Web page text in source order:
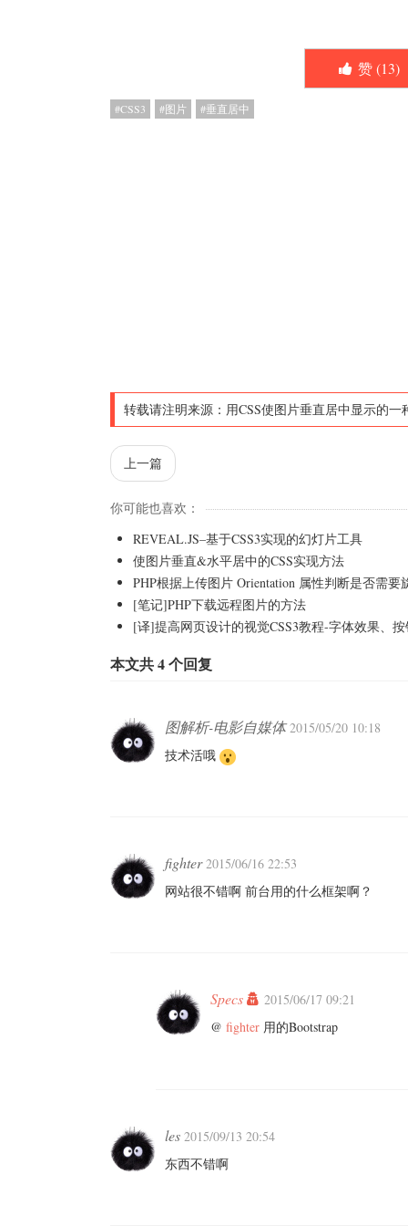
赞 (13)
CSS3 图片 垂直居中
转载请注明来源： 用CSS使图片垂直居中显示的一
上一篇
你可能也喜欢：
REVEAL.JS–基于CSS3实现的幻灯片工具
使图片垂直&水平居中的CSS实现方法
PHP根据上传图片 Orientation 属性判断是否需要
[笔记]PHP下载远程图片的方法
[译]提高网页设计的视觉CSS3教程-字体效果、
本文共 4 个回复
图解析-电影自媒体2015/05/20 10:18
技术活哦
fighter2015/06/16 22:53
网站很不错啊 前台用的什么框架啊？
Specs
2015/06/17 09:21
@ fighter 用的Bootstrap
les 2015/09/13 20:54
东西不错啊